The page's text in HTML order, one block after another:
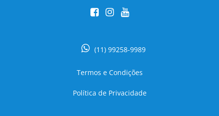
(11) 99258-9989
Termos e Condições
Política de Privacidade